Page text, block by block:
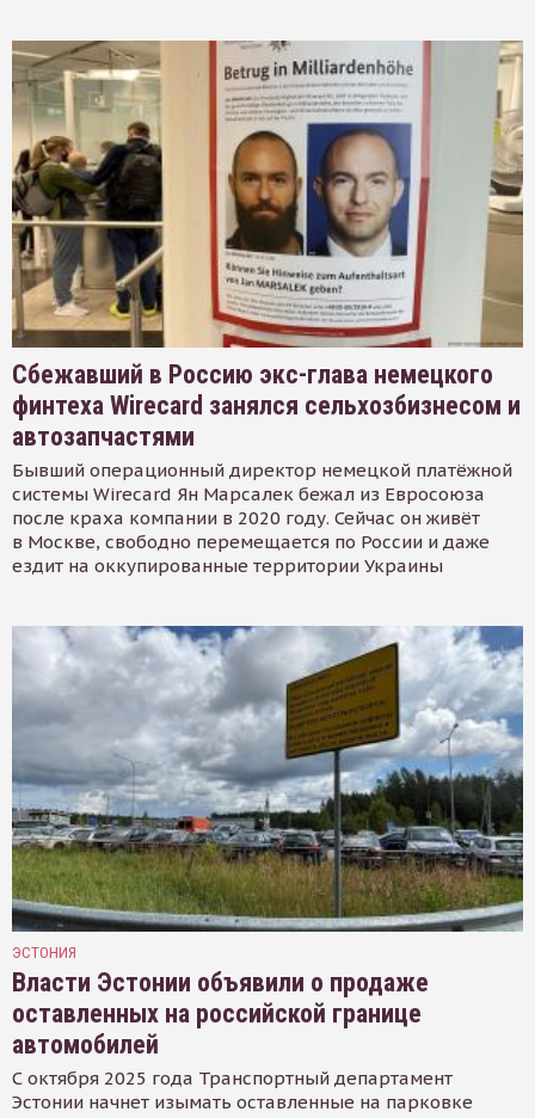
Сбежавший в Россию экс-глава немецкого
финтеха Wirecard занялся сельхозбизнесом и
автозапчастями
Бывший операционный директор немецкой платёжной
системы Wirecard Ян Марсалек бежал из Евросоюза
после краха компании в 2020 году. Сейчас он живёт
в Москве, свободно перемещается по России и даже
ездит на оккупированные территории Украины
ЭСТОНИЯ
Власти Эстонии объявили о продаже
оставленных на российской границе
автомобилей
С октября 2025 года Транспортный департамент
Эстонии начнет изымать оставленные на парковке